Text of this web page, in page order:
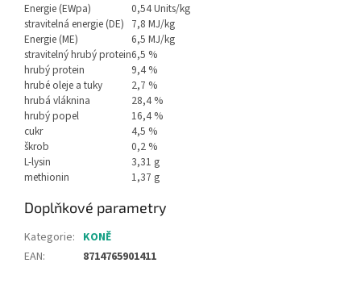
Energie (EWpa)
0,54 Units/kg
stravitelná energie (DE) 7,8 MJ/kg
Energie (ME)
6,5 MJ/kg
stravitelný hrubý protein6,5 %
hrubý protein
9,4 %
hrubé oleje a tuky
2,7 %
hrubá vláknina
28,4 %
hrubý popel
16,4 %
cukr
4,5 %
škrob
0,2 %
L-lysin
3,31 g
methionin
1,37 g
Doplňkové parametry
Kategorie: KONĚ
EAN: 8714765901411